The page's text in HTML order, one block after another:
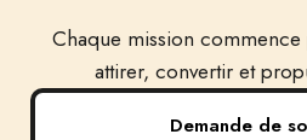
Demande de
Chaque mission
attirer, convertir et